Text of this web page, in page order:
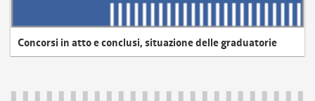
Concorsi in atto e conclusi, situazione delle graduatorie